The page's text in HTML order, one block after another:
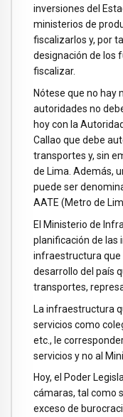
inversiones del
ministerios de
fiscalizarlos y, por
designación de los
fiscalizar.
Nótese que no hay
autoridades no
hoy con la
Callao que debe
transportes y, sin
de Lima. Además,
puede ser
AATE (Metro de
El Ministerio de
planificación de las
infraestructura que
desarrollo del país
transportes,
La infraestructura
servicios como
etc., le
servicios y no al
Hoy, el Poder
cámaras, tal como
exceso de